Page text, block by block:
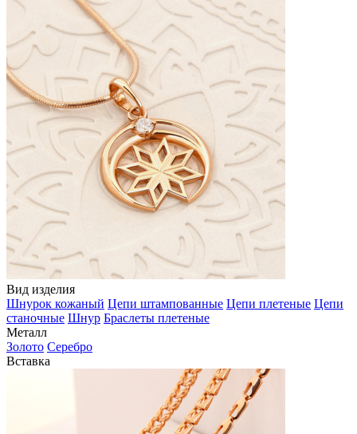
Вид изделия
Шнурок кожаный Цепи штампованные Цепи плетеные Цепи
станочные Шнур Браслеты плетеные
Металл
Золото Серебро
Вставка